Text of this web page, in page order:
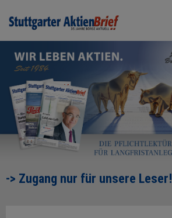
-> Zugang nur für unsere Leser!